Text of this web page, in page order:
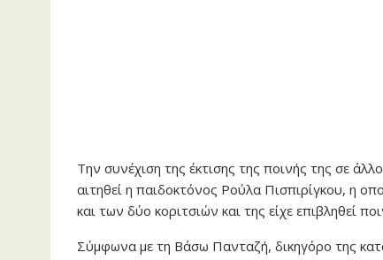
Την συνέχιση της έκτισης της ποινής της σε
αιτηθεί η παιδοκτόνος Ρούλα Πισπιρίγκου, η
και των δύο κοριτσιών και της είχε επιβληθεί
Σύμφωνα με τη Βάσω Πανταζή, δικηγόρο της